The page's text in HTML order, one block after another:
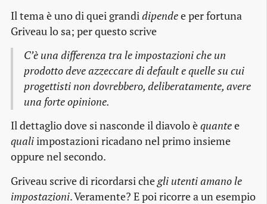
Il tema è uno di quei grandidipendee per fortuna
Griveau lo sa; per questo scrive
C’è una differenza tra le impostazioni che un
prodottodeveazzeccare di default e quelle su cui
progettistinon dovrebbero, deliberatamente, avere
una forte opinione.
Il dettaglio dove si nasconde il diavolo èquantee
qualiimpostazioni ricadano nel primo insieme
oppure nel secondo.
Griveau scrive di ricordarsi che gli utenti amano le
impostazioni. Veramente? E poi ricorre a un esempio